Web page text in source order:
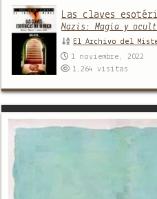
Las claves
Nazis: Magia y
El Archivo del
1 noviembre, 2022
1,264visitas